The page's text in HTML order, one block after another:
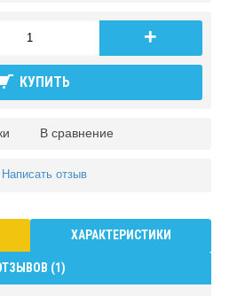
+
КУПИТЬ
В сравнение
Написать отзыв
ХАРАКТЕРИСТИКИ
(1)